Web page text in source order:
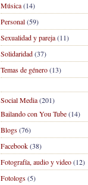
Música(14)
Personal(59)
Sexualidad y pareja(11)
Solidaridad(37)
Temas de género(13)
Social Media(201)
Bailando con You Tube(14)
Blogs(76)
Facebook(38)
Fotografía, audio y video(12)
Fotologs(5)